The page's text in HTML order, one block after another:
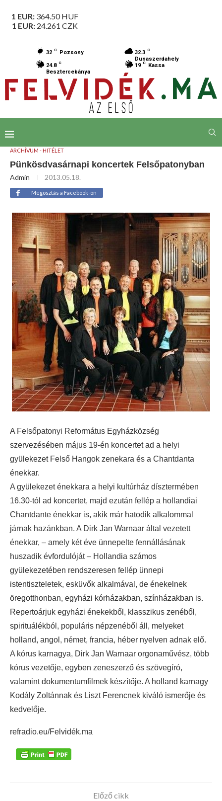
1 EUR: 364.50HUF
1 EUR: 24.261 CZK
32 C Pozsony 32.3 C
Dunaszerdahely
24.8 C
Besztercebánya
19 C Kassa
ARCHÍVUM - HITÉLET
Pünkösdvasárnapi koncertek Felsőpatonyban
Admin 2013.05.18.
Megosztás a Facebook-on
A Felsőpatonyi Református Egyházközség
szervezésében május 19-én koncertet ad a helyi
gyülekezet Felső Hangok zenekara és a Chantdanta
énekkar.
A gyülekezet énekkara a helyi kultúrház dísztermében
16.30-tól ad koncertet, majd ezután fellép a hollandiai
Chantdante énekkar is, akik már hatodik alkalommal
járnak hazánkban. A Dirk Jan Warnaar által vezetett
énekkar, – amely két éve ünnepelte fennállásának
huszadik évfordulóját – Hollandia számos
gyülekezetében rendszeresen fellép ünnepi
istentiszteletek, esküvők alkalmával, de énekelnek
öregotthonban, egyházi kórházakban, színházakban is.
Repertoárjuk egyházi énekekből, klasszikus zenéből,
spirituálékból, populáris népzenéből áll, melyeket
holland, angol, német, francia, héber nyelven adnak elő.
A kórus karnagya, Dirk Jan Warnaar orgonaművész, több
kórus vezetője, egyben zeneszerző és szövegíró,
valamint dokumentumfilmek készítője. A holland karnagy
Kodály Zoltánnak és Liszt Ferencnek kiváló ismerője és
kedvelője.
refradio.eu/Felvidék.ma
Előző cikk